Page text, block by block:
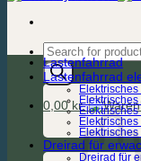
Products
search
0,00kr.
Lastenfahrrad
Lastenfahrrad
Elektrisches
Dreirad für
Dreirad für